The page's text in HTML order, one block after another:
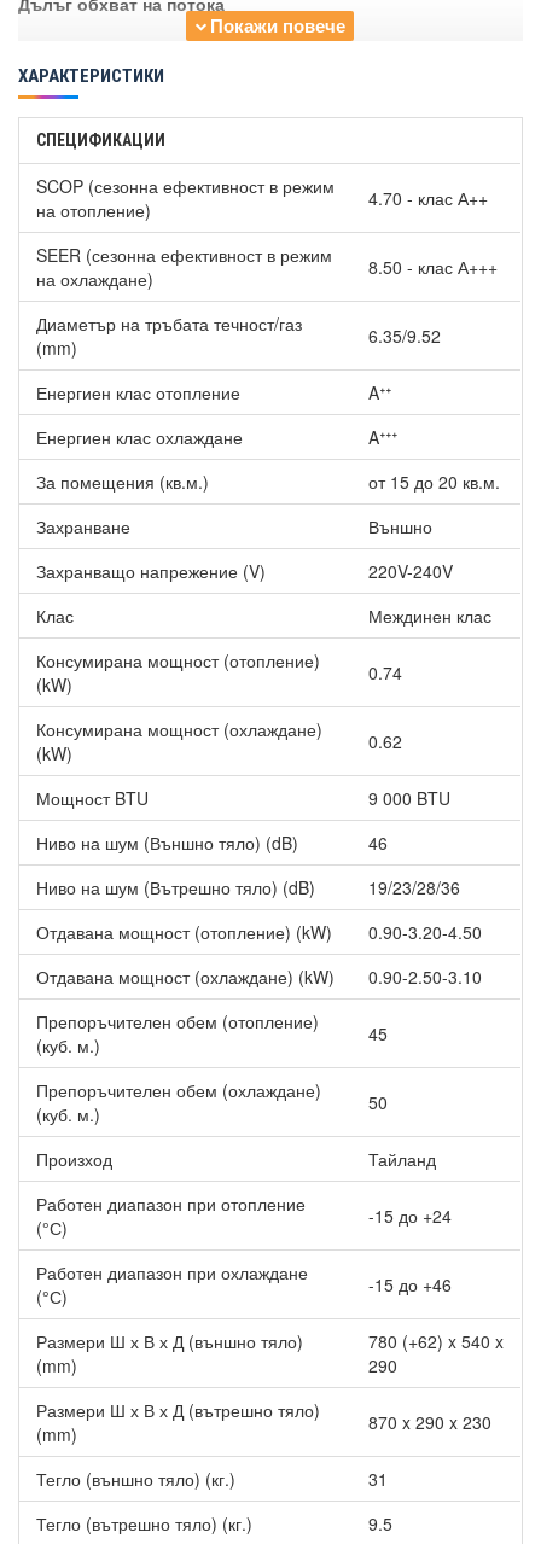
Въздушната струя предоставя голямо количество въздух с
минимална консумация на енергия. Потока на въздуха е
уеднаквен и се разпределя до най-отдалечените кътчета на
помещението.
Елегантен, неподвластен на времето дизайн
Серия ZS-S е със стилен дизайн със заоблени контури. Вписва
се идеално във всеки интериор. Проектиран е от италианското
студио за индустриален дизайн Tensa srl. Изцяло бял модел.
3D auto режим
В основата му е извършването на три независими контрола на
въздушната струя за постигането на равномерен, тих,
достигащ до най-отдалечените точки въздушен поток.
Повишена мощност
период от 15 минути помещението се климатизира, а след
това се преминава в стандартен режим на работа.
Функцията “Защита от деца” е изключително полезна за
семейства с малки деца. Благодарение на нея системата е
предпазена от нежелана промяна в настройките.
Регулиране на светлинните индикатори
Според Вашите предпочитания можете да регулирате
яркостта на светлинните индикатори или да ги изключите
напълно.
Седмичен таймер
Инверторен климатик Mitsubishi Heavy SRK25ZS-
W/SRC25ZS-W PREMIUM, 9000 BTU, Клас A+++притежава
седмичен таймер, който разполага с 4 програми за всеки ден
от седмицата. Можете да зададете максимум от 28 програми
повтаря всяка седмица.
Безшумно външно тяло
При зададен тих режим на работа, максималното ниво на шум
е с 3dB по-ниско от стандартното, а мощността на компресора
спада до 60%. Максималната скорост на вентилатора на
външния модул пада под нормалната стойност.
Спокоен сън
Оптимизираната конфигурация на стабилизатора и Jet
системата за въздушен поток се грижат за плавния поток на
въздуха. Така шумът е сведен до минимум.
Микрокомпютърно обезскрежаване
С този режим натрупаната скреж е автоматично премахната,
което спомага за съкращаване на времето за размразяване.
Колкото по-малко системата се размразява, толкова по-голям
ще бъде Вашия комфорт.
Чист въздух с Инверторен климатик Mitsubishi Heavy
SRK25ZS-W/SRC25ZS-W PREMIUM, 9000 BTU, Клас A+++
Алерген-деактивираща система
ХАРАКТЕРИСТИКИ
СПЕЦИФИКАЦИИ
SCOP (сезонна ефективност в режим
на отопление)
4.70 - клас А++
SEER (сезонна ефективност в режим
на охлаждане)
8.50 - клас А+++
Диаметър на тръбата течност/газ
(mm)
6.35/9.52
Енергиен клас отопление
Aᐩᐩ
Енергиен клас охлаждане
Aᐩᐩᐩ
За помещения (кв.м.)
от 15 до 20 кв.м.
Захранване
Външно
Захранващо напрежение (V)
220V-240V
Клас
Междинен клас
Консумирана мощност (отопление)
(kW)
0.74
Консумирана мощност (охлаждане)
(kW)
0.62
Мощност BTU
9 000 BTU
Ниво на шум (Външно тяло) (dB)
46
Ниво на шум (Вътрешно тяло) (dB)
19/23/28/36
Отдавана мощност (отопление) (kW)
0.90-3.20-4.50
Отдавана мощност (охлаждане) (kW)
0.90-2.50-3.10
Препоръчителен обем (отопление)
(куб. м.)
45
Препоръчителен обем (охлаждане)
(куб. м.)
50
Произход
Тайланд
Работен диапазон при отопление
(°С)
-15 до +24
Работен диапазон при охлаждане
(°С)
-15 до +46
Размери Ш х В х Д (външно тяло)
(mm)
780 (+62) x 540 x
290
Размери Ш х В х Д (вътрешно тяло)
(mm)
870 x 290 x 230
Тегло (външно тяло) (кг.)
31
Тегло (вътрешно тяло) (кг.)
9.5